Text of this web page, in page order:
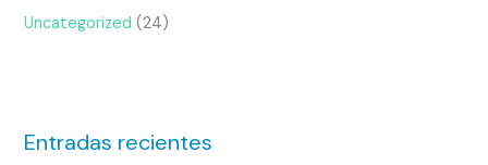
Uncategorized (24)
Entradas recientes